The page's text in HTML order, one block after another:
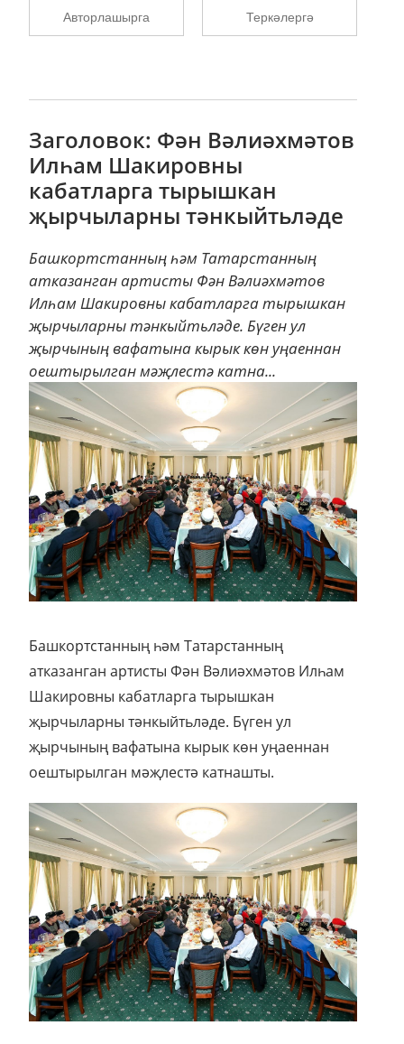
Авторлашырга Теркәлергә
Заголовок: Фән Вәлиәхмәтов
Илһам Шакировны
кабатларга тырышкан
җырчыларны тәнкыйтьләде
Башкортстанның һәм Татарстанның
атказанган артисты Фән Вәлиәхмәтов
Илһам Шакировны кабатларга тырышкан
җырчыларны тәнкыйтьләде. Бүген ул
җырчының вафатына кырык көн уңаеннан
оештырылган мәҗлестә катна...
Башкортстанның һәм Татарстанның
атказанган артисты Фән Вәлиәхмәтов Илһам
Шакировны кабатларга тырышкан
җырчыларны тәнкыйтьләде. Бүген ул
җырчының вафатына кырык көн уңаеннан
оештырылган мәҗлестә катнашты.